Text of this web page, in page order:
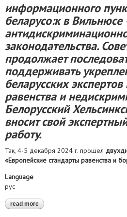
информационного
беларусо:к в Вильнюсе
законодательства.
продолжает
поддерживать
беларусских
равенства и
Белорусский
вносит свой
работу.
Так, 4-5 декабря 2024 г. прошел
«Европейские стандарты равенства и
Language
рус
read more about укрепление
противодействии